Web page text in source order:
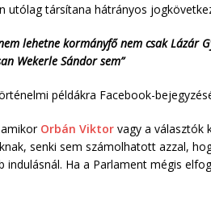
utólag társítana hátrányos
lehetne kormányfő nem csak Lázár
Wekerle Sándor sem”
példákra Facebook-
Orbán Viktor vagy a választók
senki sem számolhatott azzal,
Ha a Parlament mégis